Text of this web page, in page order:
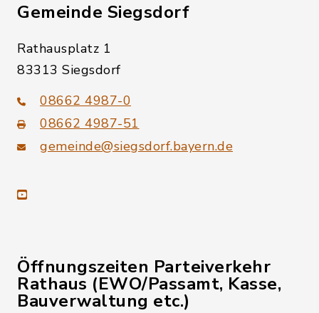
Gemeinde Siegsdorf
Rathausplatz 1
83313 Siegsdorf
08662 4987-0
08662 4987-51
gemeinde@siegsdorf.bayern.de
youtube
Öffnungszeiten Parteiverkehr
Rathaus (EWO/Passamt, Kasse,
Bauverwaltung etc.)